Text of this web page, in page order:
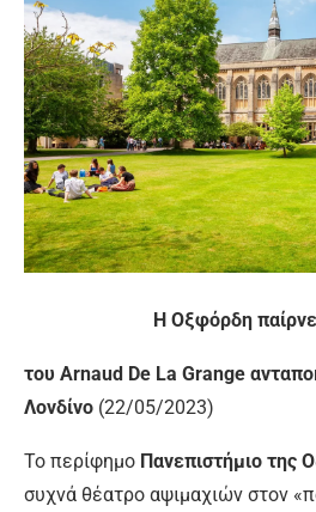
Η Οξφόρδη
του Arnaud De La Grange
Λονδίνο (22/05/2023)
Το περίφημο Πανεπιστήμιο της
συχνά θέατρο αψιμαχιών στον